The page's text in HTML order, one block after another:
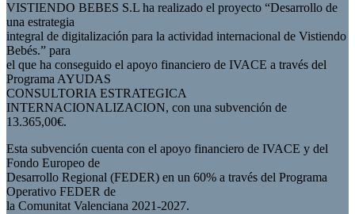
VISTIENDO BEBES S.L ha realizado el proyecto “Desarrollo de
una estrategia
integral de digitalización para la actividad internacional de Vistiendo
Bebés.” para
el que ha conseguido el apoyo financiero de IVACE a través del
Programa AYUDAS
CONSULTORIA ESTRATEGICA
INTERNACIONALIZACION, con una subvención de
13.365,00€.
Esta subvención cuenta con el apoyo financiero de IVACE y del
Fondo Europeo de
Desarrollo Regional (FEDER) en un 60% a través del Programa
Operativo FEDER de
la Comunitat Valenciana 2021-2027.